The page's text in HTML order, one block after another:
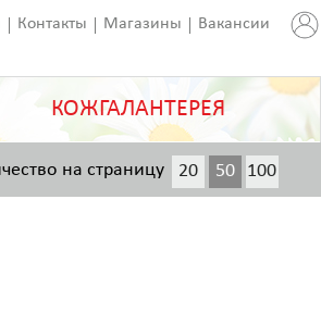
Контакты Магазины Вакансии
КОЖГАЛАНТЕРЕЯ
20 50 100
на страницу